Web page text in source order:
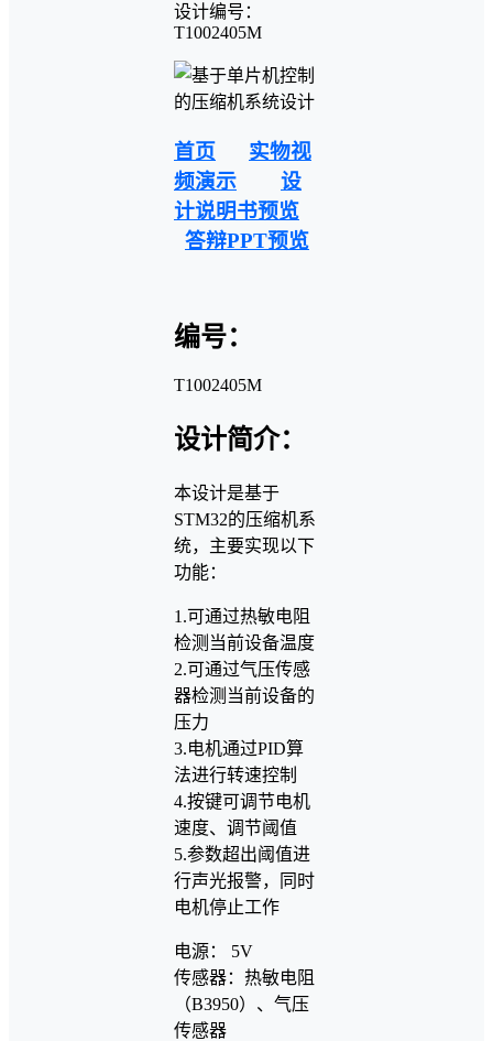
设计编号：
T1002405M
首页
实物视
频演示
设
计说明书预览
答辩PPT预览
编号：
T1002405M
设计简介：
本设计是基于
STM32的压缩机系
统，主要实现以下
功能：
1.可通过热敏电阻
检测当前设备温度
2.可通过气压传感
器检测当前设备的
压力
3.电机通过PID算
法进行转速控制
4.按键可调节电机
速度、调节阈值
5.参数超出阈值进
行声光报警，同时
电机停止工作
电源： 5V
传感器：热敏电阻
（B3950）、气压
传感器